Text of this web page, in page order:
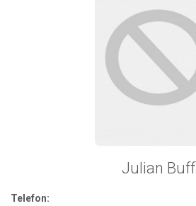
Julian Buff
Telefon: